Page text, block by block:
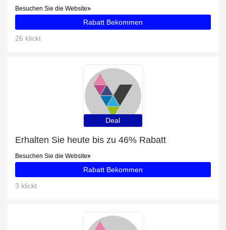
Besuchen Sie die Website
Rabatt Bekommen
26 klickt
Deal
Erhalten Sie heute bis zu 46% Rabatt
Besuchen Sie die Website
Rabatt Bekommen
3 klickt